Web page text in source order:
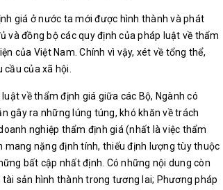
giá ở nước ta mới được hình thành và phát
và đồng bộ các quy định của pháp luật về thẩm
của Việt Nam. Chính vì vậy, xét về tổng thể,
của xã hội.
về thẩm định giá giữa các Bộ, Ngành có
gây ra những lúng túng, khó khăn về trách
nghiệp thẩm định giá (nhất là việc thẩm
mang nặng định tính, thiếu định lượng tùy thuộc
bất cập nhất định. Có những nội dung còn
sản hình thành trong tương lai; Phương pháp